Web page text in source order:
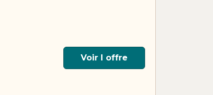
Voir l offre